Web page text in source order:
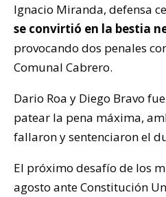
Ignacio Miranda, defensa
se convirtió en la bestia
provocando dos penales
Comunal Cabrero.
Dario Roa y Diego Bravo
patear la pena máxima,
fallaron y sentenciaron el
El próximo desafío de los
agosto ante Constitución